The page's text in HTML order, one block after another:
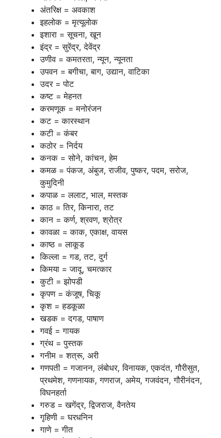
अंतरिक्ष = अवकाश
इहलोक = मृत्यूलोक
इशारा = सूचना, खून
इंद्र = सुरेंद्र, देवेंद्र
उणीव = कमतरता, न्यून, न्यूनता
उपवन = बगीचा, बाग, उद्यान, वाटिका
उदर = पोट
कष्ट = मेहनत
करमणूक = मनोरंजन
कट = कारस्थान
कटी = कंबर
कठोर = निर्दय
कनक = सोने, कांचन, हेम
कमळ = पंकज, अंबुज, राजीव, पुष्कर, पदम, सरोज,
कुमुदिनी
कपाळ = ललाट, भाल, मस्तक
काठ = तिर, किनारा, तट
कान = कर्ण, श्रवण, श्रोत्र
कावळा = काक, एकाक्ष, वायस
काष्ठ = लाकूड
किल्ला = गड, तट, दुर्ग
किमया = जादू, चमत्कार
कुटी = झोपडी
कृपण = कंजूष, चिकू
कृश = हडकूळा
खडक = दगड, पाषाण
गवई = गायक
ग्रंथ = पुस्तक
गनीम = शत्रू, अरी
गणपती = गजानन, लंबोधर, विनायक, एकदंत, गौरीसुत,
प्रथमेश, गणनायक, गणराज, अमेय, गजवंदन, गौरीनंदन,
विघनहर्ता
गरुड = खगेंद्र, द्विजराज, वैनतेय
गृहिणी = घरधनिन
गाणे = गीत